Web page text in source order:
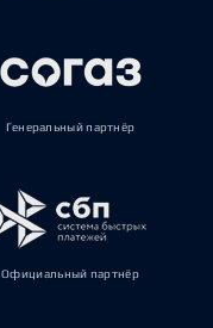
Генеральный партнёр
Официальный партнёр